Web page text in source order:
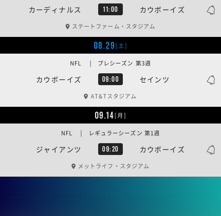
カーディナルス 11:00 カウボーイズ
ステートファーム・スタジアム
08.29[土]
カウボーイズ 09:00 セインツ
NFL | プレシーズン 第3週
AT&Tスタジアム
09.14[月]
ジャイアンツ 09:20 カウボーイズ
NFL | レギュラーシーズン 第1週
メットライフ・スタジアム